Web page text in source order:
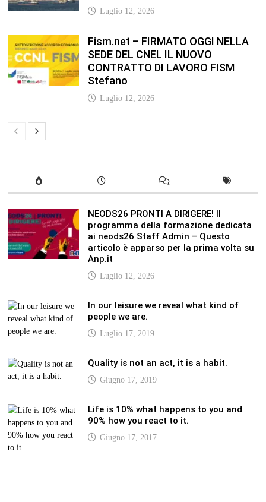
Luglio 12, 2026
Fism.net – FIRMATO OGGI NELLA
SEDE DEL CNEL IL NUOVO
CONTRATTO DI LAVORO FISM
Stefano
Luglio 12, 2026
NEODS26 PRONTI A DIRIGERE! Il
programma della formazione dedicata
ai neods26 Staff Admin – Questo
articolo è apparso per la prima volta su
Anp.it
Luglio 12, 2026
In our leisure we reveal what kind of
people we are.
Luglio 17, 2019
Quality is not an act, it is a habit.
Giugno 17, 2019
Life is 10% what happens to you and
90% how you react to it.
Giugno 17, 2017